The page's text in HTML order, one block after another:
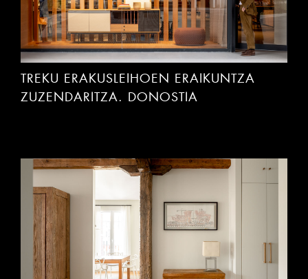
TREKU ERAKUSLEIHOEN ERAIKUNTZA
ZUZENDARITZA. DONOSTIA